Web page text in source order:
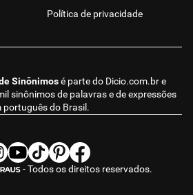
Sinônimosé parte do Dicio.com.bre
sinônimos de palavras e de expressões
português do Brasil.
Política de privacidade
- Todos os direitos reservados.